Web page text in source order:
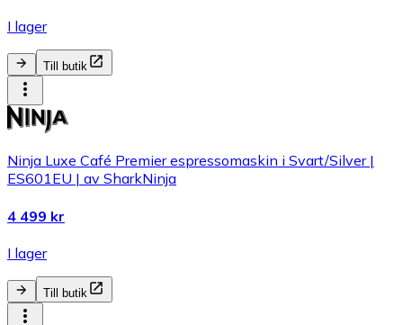
I lager
Till butik
Ninja Luxe Café Premier espressomaskin i Svart/Silver |
ES601EU | av SharkNinja
4 499 kr
I lager
Till butik